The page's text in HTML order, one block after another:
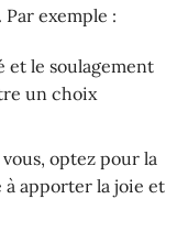
exemple :
et le soulagement
un choix
optez pour la
apporter la joie et